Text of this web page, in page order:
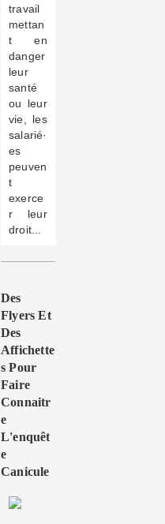
travail
mettan
t en
danger
leur
santé
ou leur
vie, les
salarié·
es
peuven
t
exerce
r leur
droit...
Des
Flyers Et
Des
Affichette
S Pour
Faire
Connaitr
E
L'enquêt
E
Canicule